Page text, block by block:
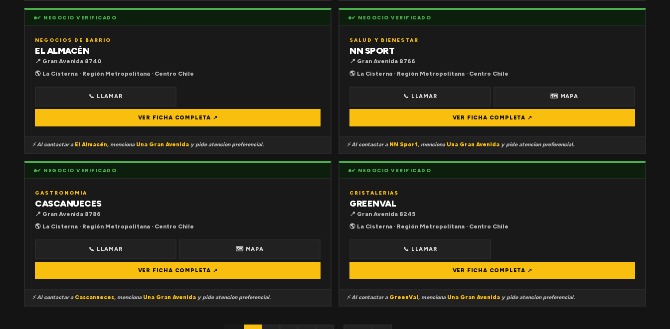
✔ NEGOCIO VERIFICADO
NEGOCIOS DE BARRIO
EL ALMACÉN
📍 Gran Avenida 8740
🌎 La Cisterna · Región Metropolitana · Centro Chile
📞 LLAMAR
VER FICHA COMPLETA ↗
⚡ Al contactar a El Almacén, menciona Una Gran Avenida y pide atencion preferencial.
✔ NEGOCIO VERIFICADO
SALUD Y BIENESTAR
NN SPORT
📍 Gran Avenida 8766
🌎 La Cisterna · Región Metropolitana · Centro Chile
📞 LLAMAR 🗺 MAPA
VER FICHA COMPLETA ↗
⚡ Al contactar a NN Sport, menciona Una Gran Avenida y pide atencion preferencial.
✔ NEGOCIO VERIFICADO
GASTRONOMIA
CASCANUECES
📍 Gran Avenida 8786
🌎 La Cisterna · Región Metropolitana · Centro Chile
📞 LLAMAR 🗺 MAPA
VER FICHA COMPLETA ↗
⚡ Al contactar a Cascanueces, menciona Una Gran Avenida y pide atencion preferencial.
✔ NEGOCIO VERIFICADO
CRISTALERIAS
GREENVAL
📍 Gran Avenida 8245
🌎 La Cisterna · Región Metropolitana · Centro Chile
📞 LLAMAR
VER FICHA COMPLETA ↗
⚡ Al contactar a GreenVal, menciona Una Gran Avenida y pide atencion preferencial.